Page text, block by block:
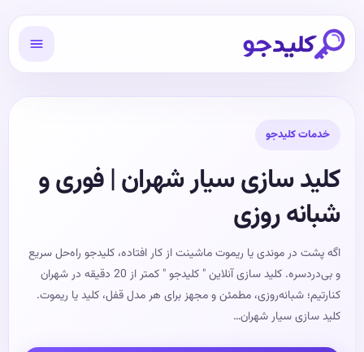
خدمات کلیدجو
کلید سازی سیار شهران | فوری و
شبانه روزی
اگه پشت در موندی یا ریموت ماشینت از کار افتاده، کلیدجو راه‌حل سریع
و بی‌دردسره. کلید سازی آنلاین " کلیدجو " کمتر از 20 دقیقه در شهران
کنارتیم؛ شبانه‌روزی، مطمئن و مجهز برای هر مدل قفل، کلید یا ریموت.
کلید سازی سیار شهران…